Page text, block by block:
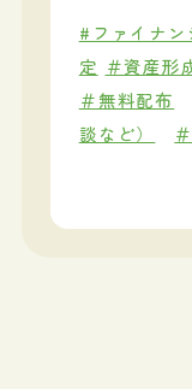
#ファイナ
定 ＃資産形
＃無料配布
談など）